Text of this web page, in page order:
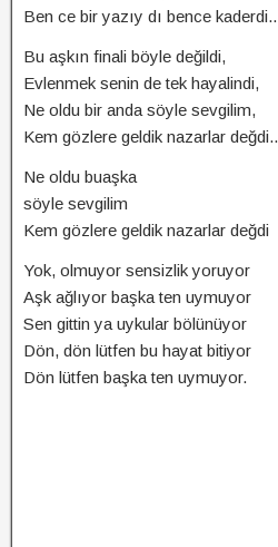
Ben ce bir yazıy dı bence kaderdi..
Bu aşkın finali böyle değildi,
Evlenmek senin de tek hayalindi,
Ne oldu bir anda söyle sevgilim,
Kem gözlere geldik nazarlar değdi..
Ne oldu buaşka
söyle sevgilim
Kem gözlere geldik nazarlar değdi
Yok, olmuyor sensizlik yoruyor
Aşk ağlıyor başka ten uymuyor
Sen gittin ya uykular bölünüyor
Dön, dön lütfen bu hayat bitiyor
Dön lütfen başka ten uymuyor.